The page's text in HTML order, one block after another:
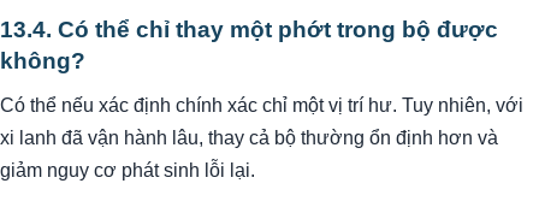
13.4. Có thể chỉ thay một phớt trong bộ được
không?
Có thể nếu xác định chính xác chỉ một vị trí hư. Tuy nhiên, với
xi lanh đã vận hành lâu, thay cả bộ thường ổn định hơn và
giảm nguy cơ phát sinh lỗi lại.